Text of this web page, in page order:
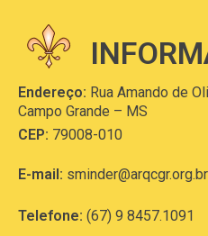
Endereço: Rua Amando de
Campo Grande – MS
CEP: 79008-010
E-mail: sminder@arqcgr.org.br
Telefone: (67) 9 8457.1091